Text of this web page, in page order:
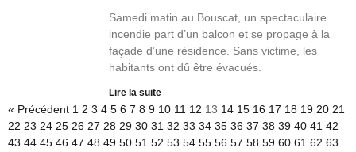
Samedi matin au Bouscat, un spectaculaire
incendie part d’un balcon et se propage à la
façade d’une résidence. Sans victime, les
habitants ont dû être évacués.
Lire la suite
« Précédent 1 2 3 4 5 6 7 8 9 10 11 12 13 14 15 16 17 18 19 20 21
22 23 24 25 26 27 28 29 30 31 32 33 34 35 36 37 38 39 40 41 42
43 44 45 46 47 48 49 50 51 52 53 54 55 56 57 58 59 60 61 62 63